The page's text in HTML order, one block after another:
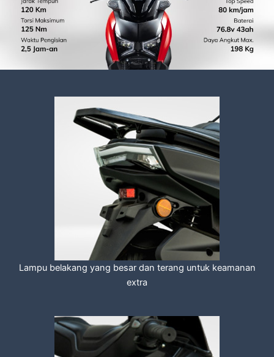
Lampu belakang yang besar dan terang untuk keamanan
extra